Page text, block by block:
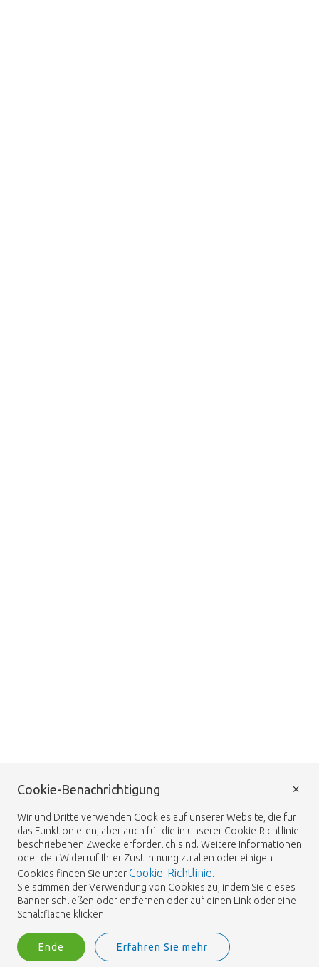
Cookie-Benachrichtigung
Wir und Dritte verwenden Cookies auf unserer Website, die für
das Funktionieren, aber auch für die in unserer Cookie-Richtlinie
beschriebenen Zwecke erforderlich sind. Weitere Informationen
oder den Widerruf Ihrer Zustimmung zu allen oder einigen
Cookies finden Sie unterCookie-Richtlinie.
Sie stimmen der Verwendung von Cookies zu, indem Sie dieses
Banner schließen oder entfernen oder auf einen Link oder eine
Schaltfläche klicken.
Ende Erfahren Sie mehr
×